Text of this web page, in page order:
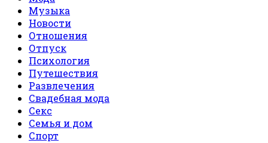
Музыка
Новости
Отношения
Отпуск
Психология
Путешествия
Развлечения
Свадебная мода
Секс
Семья и дом
Спорт